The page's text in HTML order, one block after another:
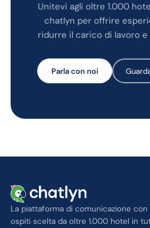
Unitevi agli oltre 1.000
chatlyn per offrire
ridurre il carico di lavoro
Parla con noi
La piattaforma di comunicazione con
ospiti scelta da oltre 1.000 hotel in